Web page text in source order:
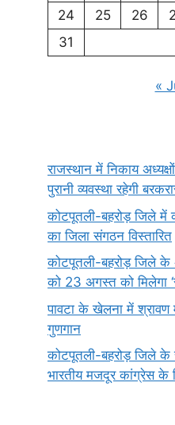
24
25 26
31
«
राजस्थान में निकाय
पुरानी व्यवस्था रहेगी
कोटपूतली-बहरोड़ जिले में
का जिला संगठन विस्तारित
कोटपूतली-बहरोड़ जिले के
को 23 अगस्त को मिलेगा
पावटा के खेलना में श्रावण
गुणगान
कोटपूतली-बहरोड़ जिले
भारतीय मजदूर कांग्रेस के